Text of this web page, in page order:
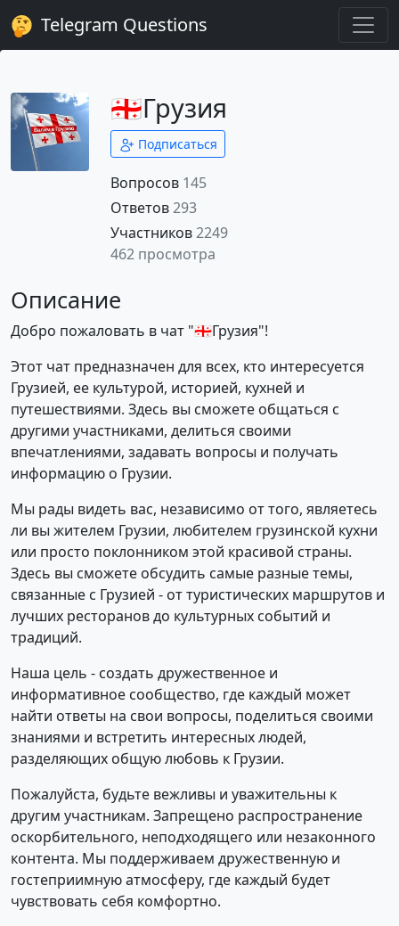
Telegram Questions
🇬🇪Грузия
Подписаться
Вопросов 145
Ответов293
Участников2249
462 просмотра
Описание
Добро пожаловать в чат "🇬🇪Грузия"!
Этот чат предназначен для всех, кто интересуется
Грузией, ее культурой, историей, кухней и
путешествиями. Здесь вы сможете общаться с
другими участниками, делиться своими
впечатлениями, задавать вопросы и получать
информацию о Грузии.
Мы рады видеть вас, независимо от того, являетесь
ли вы жителем Грузии, любителем грузинской кухни
или просто поклонником этой красивой страны.
Здесь вы сможете обсудить самые разные темы,
связанные с Грузией - от туристических маршрутов и
лучших ресторанов до культурных событий и
традиций.
Наша цель - создать дружественное и
информативное сообщество, где каждый может
найти ответы на свои вопросы, поделиться своими
знаниями и встретить интересных людей,
разделяющих общую любовь к Грузии.
Пожалуйста, будьте вежливы и уважительны к
другим участникам. Запрещено распространение
оскорбительного, неподходящего или незаконного
контента. Мы поддерживаем дружественную и
гостеприимную атмосферу, где каждый будет
чувствовать себя комфортно.